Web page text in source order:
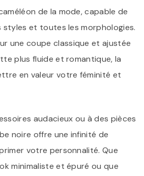
de la mode, capable de
styles et toutes les morphologies.
une coupe classique et ajustée
plus fluide et romantique, la
en valeur votre féminité et
audacieux ou à des pièces
noire offre une infinité de
votre personnalité. Que
minimaliste et épuré ou que